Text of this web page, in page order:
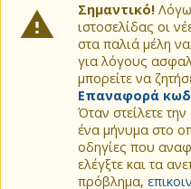
Σημαντικό!
ιστοσελίδας οι
στα παλιά μέλη
για λόγους
μπορείτε να
Επαναφορά
Όταν στείλετε
ένα μήνυμα στο
οδηγίες που
ελέγξτε και τα
πρόβλημα,